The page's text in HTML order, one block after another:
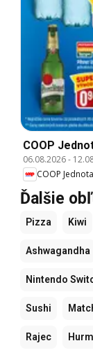
COOP
06.08.2026-
COOP Jednota
Ďalšie
Pizza Kiwi
Ashwagandha
Nintendo
Sushi
Rajec